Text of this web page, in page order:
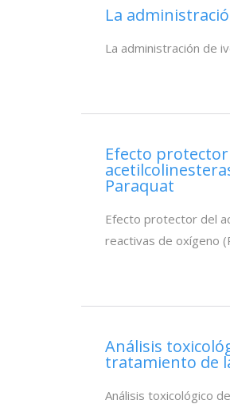
La
La administración de
Efecto protector
Paraquat
Efecto protector del
reactivas de oxígeno
Análisis
tratamiento de
Análisis toxicológico